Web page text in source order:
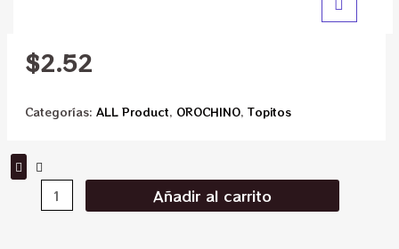
$2.52
Categorías: ALL Product, OROCHINO, Topitos
Añadir al carrito